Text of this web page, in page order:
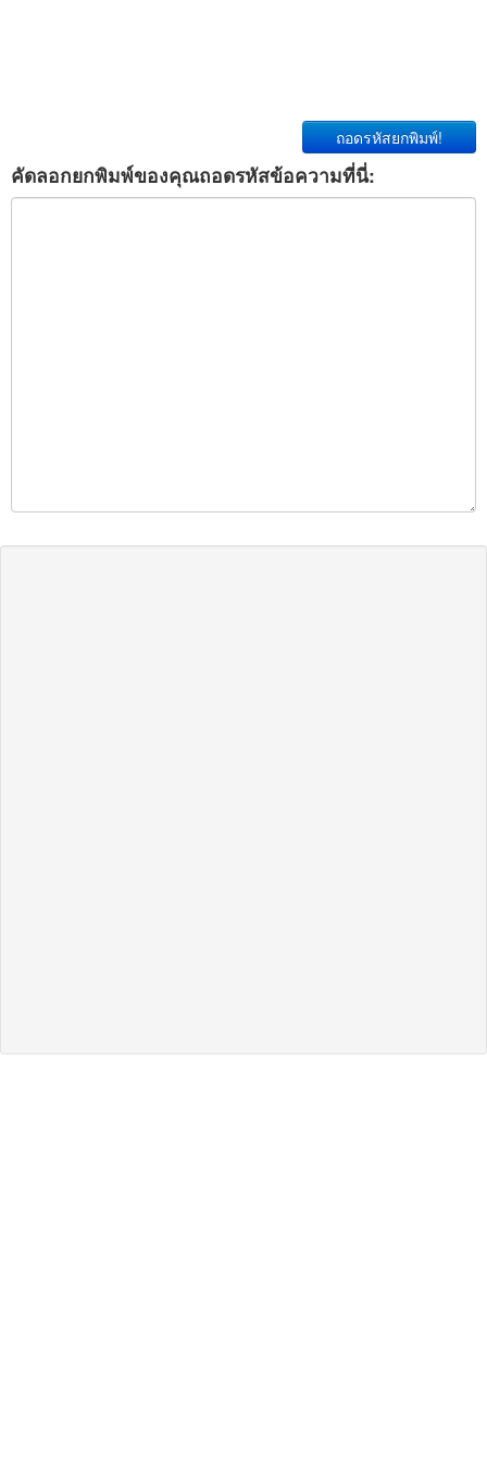
ถอดรหัสยกพิมพ์!
คัดลอกยกพิมพ์ของคุณถอดรหัสข้อความที่นี่: